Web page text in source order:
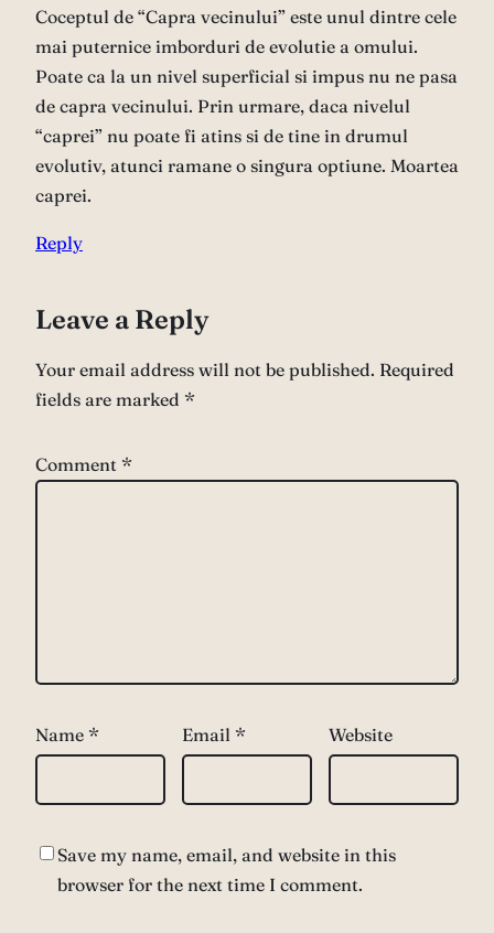
Coceptul de “Capra vecinului” este unul dintre cele
mai puternice imborduri de evolutie a omului.
Poate ca la un nivel superficial si impus nu ne pasa
de capra vecinului. Prin urmare, daca nivelul
“caprei” nu poate fi atins si de tine in drumul
evolutiv, atunci ramane o singura optiune. Moartea
caprei.
Reply
Leave a Reply
Your email address will not be published. Required
fields are marked *
Comment *
Name * Email * Website
Save my name, email, and website in this
browser for the next time I comment.